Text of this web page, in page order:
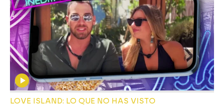
LOVE ISLAND: LO QUE NO HAS VISTO